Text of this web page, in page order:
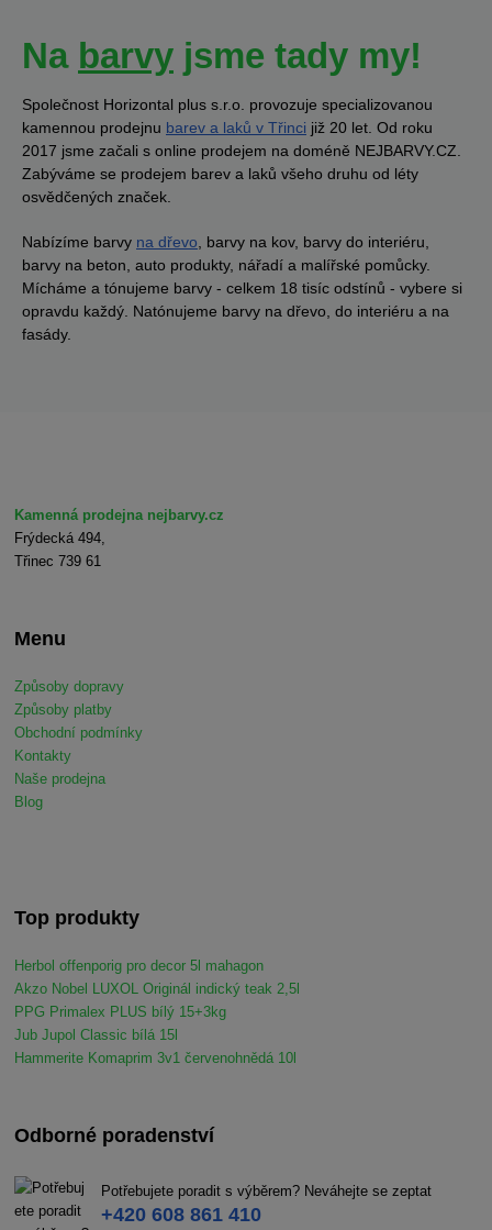
Na barvy jsme tady my!
Společnost Horizontal plus s.r.o. provozuje specializovanou
kamennou prodejnu barev a laků v Třinci již 20 let. Od roku
2017 jsme začali s online prodejem na doméně NEJBARVY.CZ.
Zabýváme se prodejem barev a laků všeho druhu od léty
osvědčených značek.
Nabízíme barvy na dřevo , barvy na kov, barvy do interiéru,
barvy na beton, auto produkty, nářadí a malířské pomůcky.
Mícháme a tónujeme barvy - celkem 18 tisíc odstínů - vybere si
opravdu každý. Natónujeme barvy na dřevo, do interiéru a na
fasády.
Kamenná prodejna nejbarvy.cz
Frýdecká 494,
Třinec 739 61
Menu
Způsoby dopravy
Způsoby platby
Obchodní podmínky
Kontakty
Naše prodejna
Blog
Top produkty
Herbol offenporig pro decor 5l mahagon
Akzo Nobel LUXOL Originál indický teak 2,5l
PPG Primalex PLUS bílý 15+3kg
Jub Jupol Classic bílá 15l
Hammerite Komaprim 3v1 červenohnědá 10l
Odborné poradenství
Potřebujete poradit s výběrem? Neváhejte se zeptat
+420 608 861 410